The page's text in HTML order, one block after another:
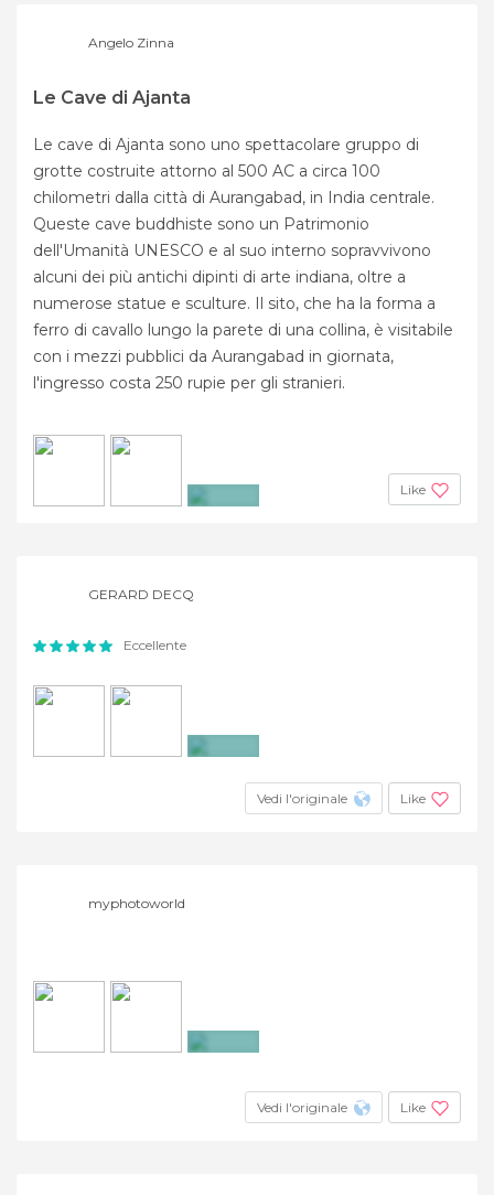
Angelo Zinna
Le Cave di Ajanta
Le cave di Ajanta sono uno spettacolare gruppo di
grotte costruite attorno al 500 AC a circa 100
chilometri dalla città di Aurangabad, in India centrale.
Queste cave buddhiste sono un Patrimonio
dell'Umanità UNESCO e al suo interno sopravvivono
alcuni dei più antichi dipinti di arte indiana, oltre a
numerose statue e sculture. Il sito, che ha la forma a
ferro di cavallo lungo la parete di una collina, è visitabile
con i mezzi pubblici da Aurangabad in giornata,
l'ingresso costa 250 rupie per gli stranieri.
Like
GERARD DECQ
Eccellente
Vedi l'originale Like
myphotoworld
Vedi l'originale Like